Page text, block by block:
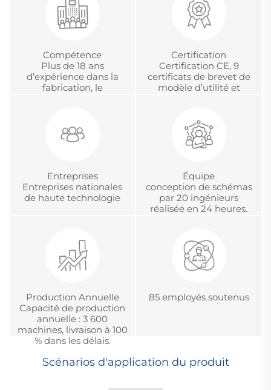
Compétence
Plus de 18 ans
d’expérience dans la
fabrication, le
et ODM
Certification
Certification CE, 9
certificats de brevet de
modèle d’utilité et
métrologique.
Entreprises
Entreprises nationales
de haute technologie
Équipe
conception de schémas
par 20 ingénieurs
réalisée en 24 heures.
Production Annuelle
Capacité de production
annuelle : 3 600
machines, livraison à 100
% dans les délais.
85 employés soutenus
Scénarios d'application du produit